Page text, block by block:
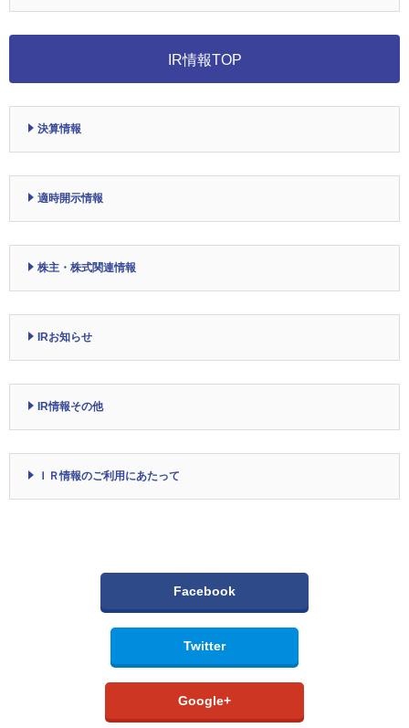
IR情報TOP
決算情報
適時開示情報
株主・株式関連情報
IRお知らせ
IR情報その他
ＩＲ情報のご利用にあたって
Facebook
Twitter
Google+